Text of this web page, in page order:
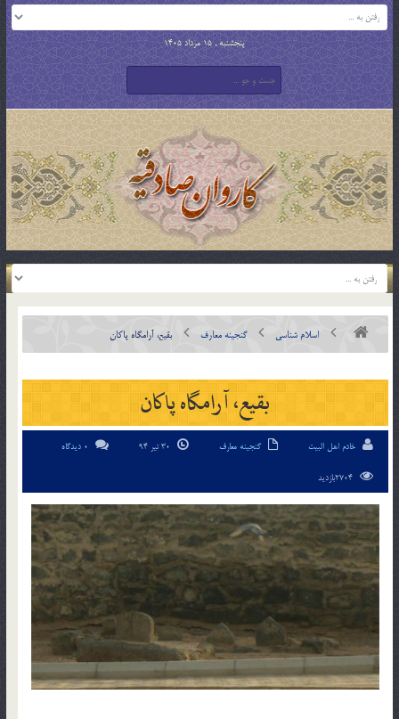
پنجشنبه , 15 مرداد 1405
اسلام شناسی گنجینه معارف بقیع، آرامگاه پاکان
بقیع، آرامگاه پاکان
خادم اهل البیت گنجینه معارف 0 دیدگاه